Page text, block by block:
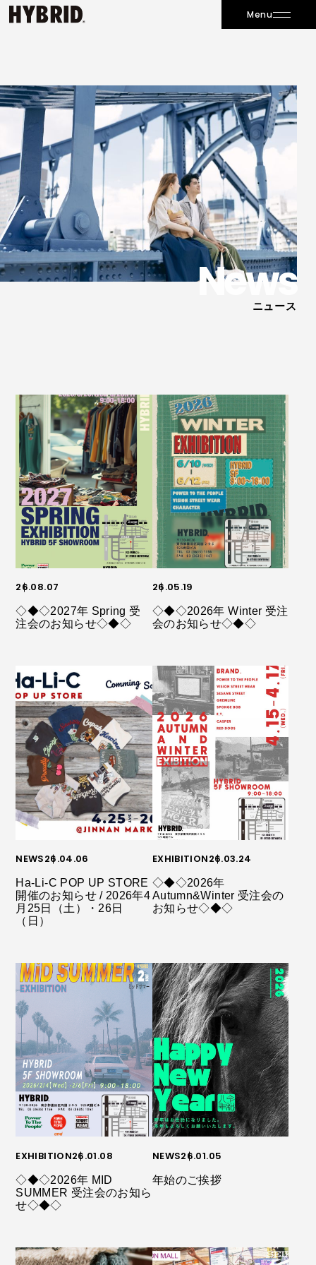
Menu
News
ニュース
26.08.07
◇◆◇2027年 Spring 受
注会のお知らせ◇◆◇
26.05.19
◇◆◇2026年 Winter 受注
会のお知らせ◇◆◇
NEWS26.04.06
Ha-Li-C POP UP STORE
開催のお知らせ / 2026年4
月25日（土）・26日
（日）
EXHIBITION26.03.24
◇◆◇2026年
Autumn&Winter 受注会の
お知らせ◇◆◇
EXHIBITION26.01.08
◇◆◇2026年 MID
SUMMER 受注会のお知ら
せ◇◆◇
NEWS26.01.05
年始のご挨拶